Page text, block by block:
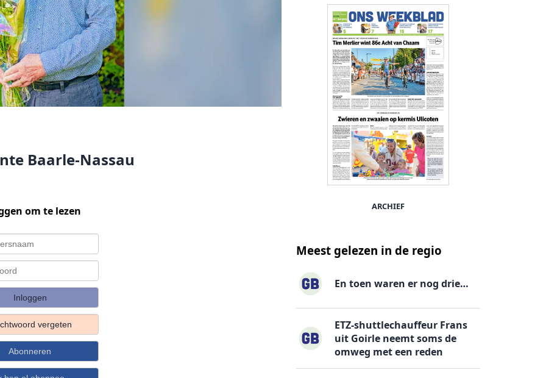
Baarle-Nassau
om te lezen ARCHIEF
Meest gelezen in de regio
En toen waren er nog drie…
ETZ-shuttlechauffeur Frans
uit Goirle neemt soms de
omweg met een reden